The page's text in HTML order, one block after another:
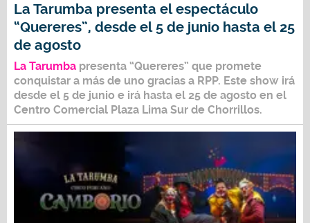
La Tarumba presenta el espectáculo
“Quereres”, desde el 5 de junio hasta el 25
de agosto
La Tarumba presenta “Quereres” que promete
conquistar a más de uno gracias a RPP. Este show irá
desde el 5 de junio e irá hasta el 25 de agosto en el
Centro Comercial Plaza Lima Sur de Chorrillos.